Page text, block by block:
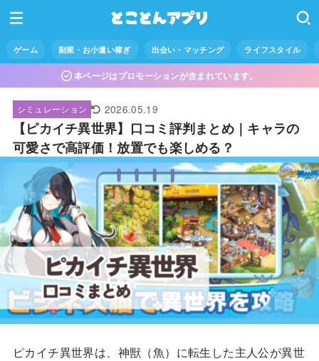
ゲーム 副業・お小遣い稼ぎ 出会い・マッチング ライフスタイル
本ページはプロモーションが含まれています。
シミュレーション 2026.05.19
【ピカイチ異世界】口コミ評判まとめ｜キャラの
可愛さで高評価！放置でも楽しめる？
ピカイチ異世界は、神獣（魚）に転生した主人公が異世